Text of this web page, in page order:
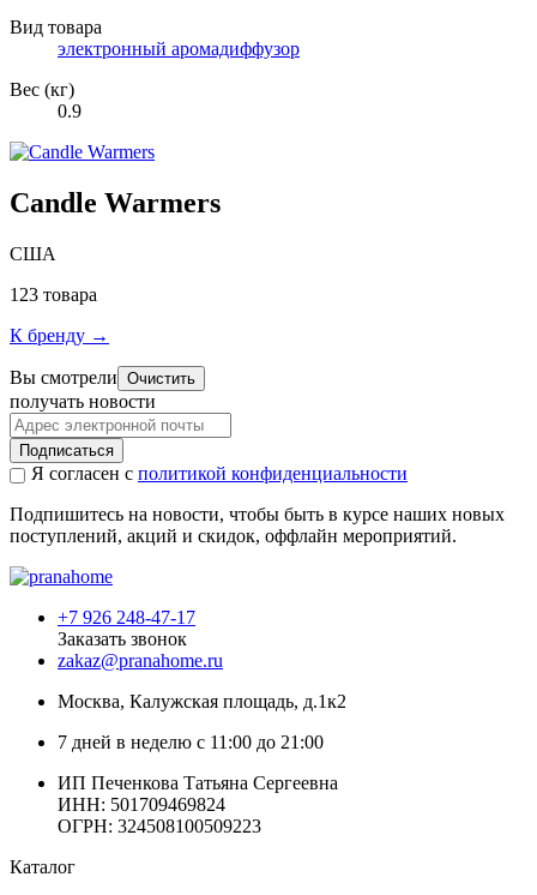
Вид товара
электронный аромадиффузор
Вес (кг)
0.9
Candle Warmers
США
123 товара
К бренду →
Вы смотрели Очистить
получать новости
Подписаться
Я согласен с политикой конфиденциальности
Подпишитесь на новости, чтобы быть в курсе наших новых
поступлений, акций и скидок, оффлайн мероприятий.
+7 926 248-47-17
Заказать звонок
zakaz@pranahome.ru
Москва, Калужская площадь, д.1к2
7 дней в неделю с 11:00 до 21:00
ИП Печенкова Татьяна Сергеевна
ИНН: 501709469824
ОГРН: 324508100509223
Каталог